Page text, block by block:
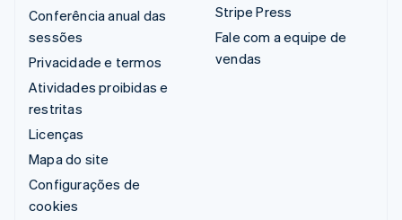
Conferência anual das
sessões
Privacidade e termos
Atividades proibidas e
restritas
Licenças
Mapa do site
Configurações de
cookies
Stripe Press
Fale com a equipe de
vendas